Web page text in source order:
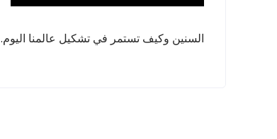
السنين وكيف تستمر في تشكيل عالمنا اليوم.